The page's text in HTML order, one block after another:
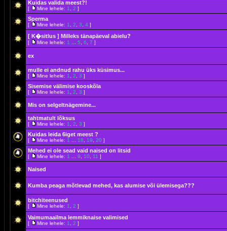
Kuidas valida meest?!
[ Mine lehele: 1 2 ]
Sperma
[ Mine lehele: 1 2 3 4 ]
[ K�sitlus ] Milleks tänapäeval abielu?
[ Mine lehele: 1 5 6 7 ]
ex
mulle ei andnud rahu üks küsimus...
[ Mine lehele: 1 2 3 ]
Sisemise välimise kooskõla
[ Mine lehele: 1 2 3 ]
Mis on selgeltnägemine...
tahtmatult lõksus
[ Mine lehele: 1 2 3 ]
Kuidas leida 6iget meest ?
[ Mine lehele: 1 18 19 20 ]
Mehed ei ole sead vaid naised on litsid
[ Mine lehele: 1 9 10 11 ]
Naised
Kumba peaga mõtlevad mehed, kas alumise või ülemisega???
bitchiteenused
[ Mine lehele: 1 2 ]
Vaimumaailma lemmiknaise valimised
[ Mine lehele: 1 2 ]